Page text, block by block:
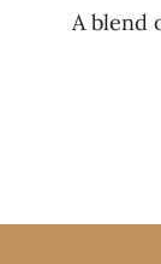
A blend